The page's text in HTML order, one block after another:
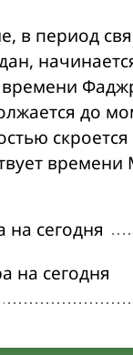
в период
до
скроется
времени
на сегодня
на сегодня